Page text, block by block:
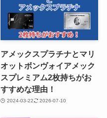
アメックスプラチナとマリ
オットボンヴォイアメック
スプレミアム2枚持ちがお
すすめな理由！
2024-03-22 2026-07-10